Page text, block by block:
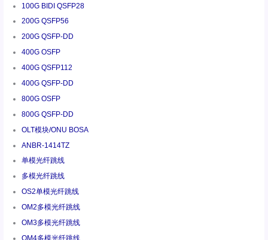
100G BIDI QSFP28
200G QSFP56
200G QSFP-DD
400G OSFP
400G QSFP112
400G QSFP-DD
800G OSFP
800G QSFP-DD
OLT模块/ONU BOSA
ANBR-1414TZ
单模光纤跳线
多模光纤跳线
OS2单模光纤跳线
OM2多模光纤跳线
OM3多模光纤跳线
OM4多模光纤跳线